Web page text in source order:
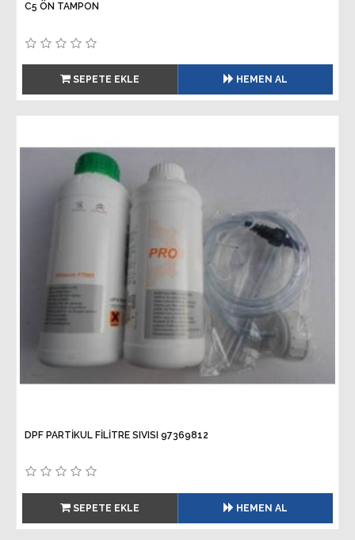
C5 ÖN TAMPON
SEPETE EKLE HEMEN AL
DPF PARTİKUL FİLİTRE SIVISI 97369812
SEPETE EKLE HEMEN AL